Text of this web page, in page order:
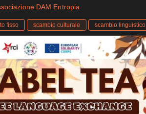
DAM Entropia
fisso scambio culturale scambio linguistico